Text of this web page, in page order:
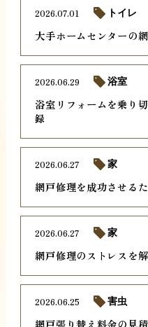
大手ホームセンターの
2026.07.01 トイレ
浴室リフォームを乗り
録
2026.06.29 浴室
網戸修理を成功させる
2026.06.27 家
網戸修理のストレスを
2026.06.27 家
網戸張り替え料金の見
2026.06.25 害虫